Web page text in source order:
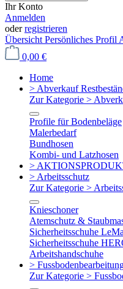
Ihr Konto
Anmelden
oderregistrieren
Übersicht Persönliches Profil
0,00 €
Home
> Abverkauf
Zur Kategorie >
Profile für Bodenbeläge
Malerbedarf
Bundhosen
Kombi- und Latzhosen
>
> Arbeitsschutz
Zur Kategorie >
Knieschoner
Atemschutz &
Sicherheitsschuhe
Sicherheitsschuhe
Arbeitshandschuhe
>
Zur Kategorie >